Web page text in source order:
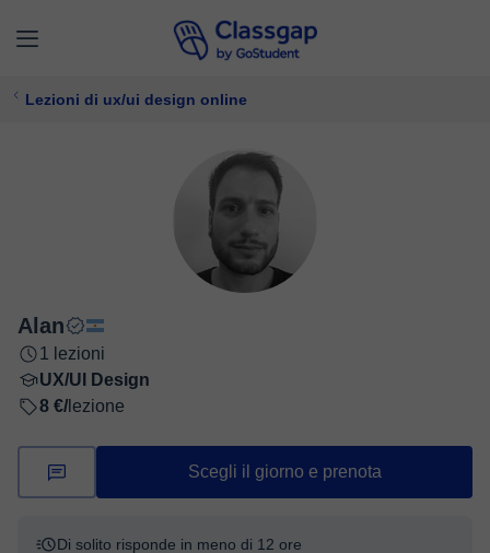
Lezioni di ux/ui design online
Alan
1 lezioni
UX/UI Design
8 €/ lezione
Scegli il giorno e prenota
Di solito risponde in meno di 12 ore